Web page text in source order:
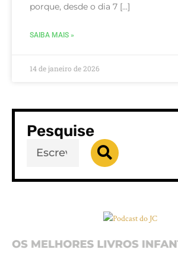
porque, desde o dia 7 […]
SAIBA MAIS »
14 de janeiro de 2026
Pesquise